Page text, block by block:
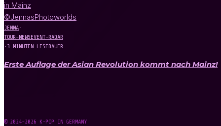
JENNA ·
TOUR-NEWSEVENT-RADAR
· 3 MINUTEN LESEDAUER
Erste Auflage der Asian Revolution kommt nach Mainz!
© 2024-2026 K-POP IN GERMANY